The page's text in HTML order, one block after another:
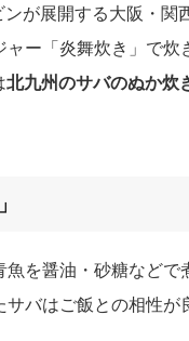
が展開する大阪・
ー「炎舞炊き」で
北九州のサバのぬか炊
を醤油・砂糖などで
バはご飯との相性が